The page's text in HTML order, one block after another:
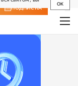
OK
ПОДПИСКА